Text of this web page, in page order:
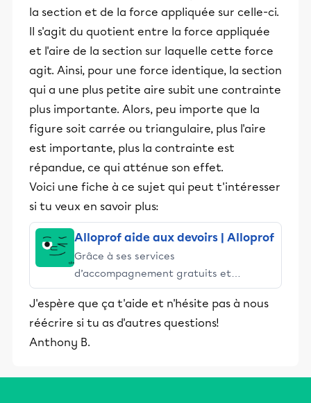
la section et de la force appliquée sur celle-ci.
Il s'agit du quotient entre la force appliquée
et l'aire de la section sur laquelle cette force
agit. Ainsi, pour une force identique, la section
qui a une plus petite aire subit une contrainte
plus importante. Alors, peu importe que la
figure soit carrée ou triangulaire, plus l'aire
est importante, plus la contrainte est
répandue, ce qui atténue son effet.
Voici une fiche à ce sujet qui peut t'intéresser
si tu veux en savoir plus:
Alloprof aide aux devoirs | Alloprof
Grâce à ses services
d’accompagnement gratuits et
stimulants, Alloprof engage les élèves
et leurs parents dans la réussite
éducative.
J'espère que ça t'aide et n'hésite pas à nous
réécrire si tu as d'autres questions!
Anthony B.